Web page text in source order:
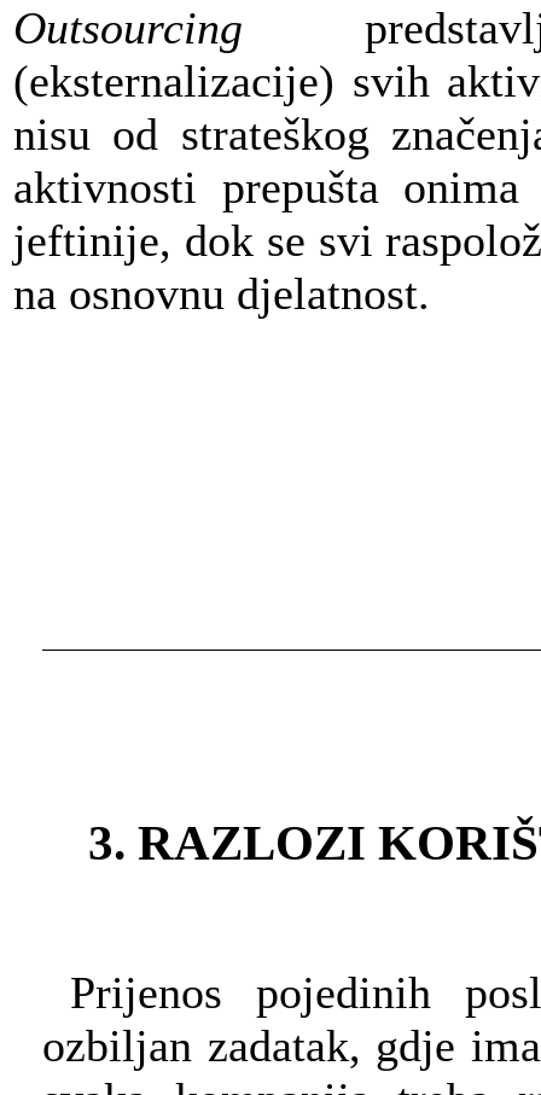
Outsourcing
(eksternalizacije) svih
nisu od strateškog
aktivnosti prepušta
jeftinije, dok se svi
na osnovnu djelatnost.
3. RAZLOZI
Prijenos pojedinih
ozbiljan zadatak, gdje